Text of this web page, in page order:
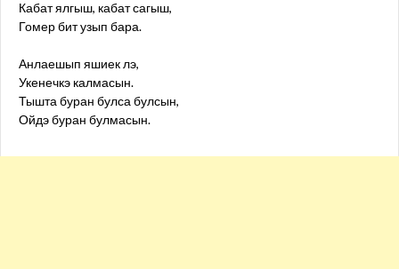
Кабат ялгыш, кабат сагыш,
Гомер бит узып бара.
Анлаешып яшиек лэ,
Укенечкэ калмасын.
Тышта буран булса булсын,
Ойдэ буран булмасын.